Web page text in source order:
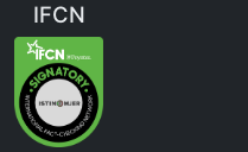
IFCN